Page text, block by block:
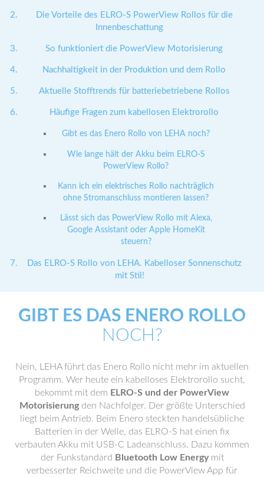
Die Vorteile des ELRO-S PowerView Rollos für die
Innenbeschattung
So funktioniert die PowerView Motorisierung
Nachhaltigkeit in der Produktion und dem Rollo
Aktuelle Stofftrends für batteriebetriebene Rollos
Häufige Fragen zum kabellosen Elektrorollo
Gibt es das Enero Rollo von LEHA noch?
Wie lange hält der Akku beim ELRO-S
PowerView Rollo?
Kann ich ein elektrisches Rollo nachträglich
ohne Stromanschluss montieren lassen?
Lässt sich das PowerView Rollo mit Alexa,
Google Assistant oder Apple HomeKit
steuern?
Das ELRO-S Rollo von LEHA. Kabelloser Sonnenschutz
mit Stil!
GIBT ES DAS ENERO ROLLO
NOCH?
Nein, LEHA führt das Enero Rollo nicht mehr im aktuellen
Programm. Wer heute ein kabelloses Elektrorollo sucht,
bekommt mit dem ELRO-S und der PowerView
Motorisierungden Nachfolger. Der größte Unterschied
liegt beim Antrieb. Beim Enero steckten handelsübliche
Batterien in der Welle, das ELRO-S hat einen fix
verbauten Akku mit USB-C Ladeanschluss. Dazu kommen
der Funkstandard Bluetooth Low Energymit
verbesserter Reichweite und die PowerView App für